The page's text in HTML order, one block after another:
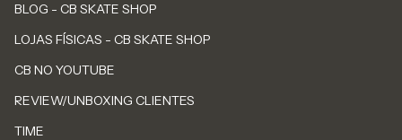
BLOG - CB SKATE SHOP
LOJAS FÍSICAS - CB SKATE SHOP
CB NO YOUTUBE
REVIEW/UNBOXING CLIENTES
TIME